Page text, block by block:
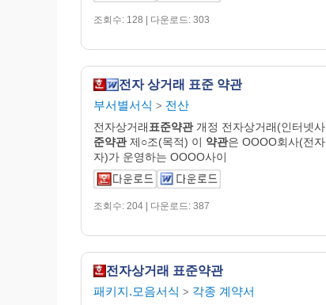
조회수: 128 | 다운로드: 303
전자 상거래 표준 약관
부서별서식 > 전산
전자상거래 표준약관개정 전자상거래(인터넷
준약관제○조(목적) 이 약관은 OOOO회사(전
자)가 운영하는 OOOO사이
조회수: 204 | 다운로드: 387
전자상거래 표준약관
패키지.모음서식 > 각종 계약서